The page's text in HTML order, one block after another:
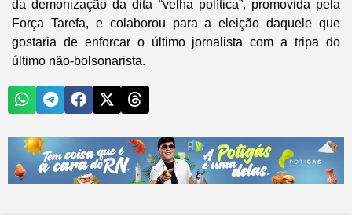
da demonização da dita “velha política”, promovida pela
Força Tarefa, e colaborou para a eleição daquele que
gostaria de enforcar o último jornalista com a tripa do
último não-bolsonarista.